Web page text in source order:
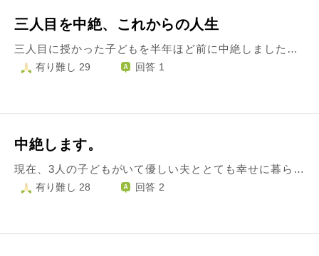
三人目を中絶、これからの人生
三人目に授かった子どもを半年ほど前に中絶しました。理由は様々ですが、私がもっと強ければ産む決意ができたのだと思います。 決断したときはどんなに考えてもこの選択しかないと思ったけれど、どんな理由もすべて言い訳でしかないと思いました。 一つの命を消してまで、生きている自分に嫌気がさし後悔する毎日です。 夫以外の誰にも相談せずに決めたので、死ぬまで二人で背負い誰にも言わないつもりでいます。 周りの友人より早く出産しているため、最近出産した友人から子育てのアドバイスを聞きたいと誘われることが増えました。 私は周りになかなか相談できない性格で、子育てで苦しいとき話を聞いてもらうとホッとした経験があったので、 とにかく友人を労うこと、赤ちゃんには「生まれてこれて良かったね、幸せになってね」という気持ちを伝えるようにしています。 しかし、友人達が中絶のことを知っていたなら、自らの手で子供を葬ったような人間にアドバイスなんて貰いたくないと思うのです。 今後自分の兄弟、子ども達が出産の機会を迎えたときも同じことが起きると思います。 私は子育てを頑張っている良い人のふりをして、嘘をついていて良いのでしょうか。 三人目の尊い命を胸に刻み、少しでも誰かの役に立つことで自分の人生を全うしたいのですが、どうすればよいか分からなくなってしまいました。 厳しいお言葉で構わないので、お返事お待ちしております。
有り難し 29 回答 1
中絶します。
現在、3人の子どもがいて優しい夫ととても幸せに暮らしていました。3人目が10カ月に入ったばかりの今月に、4人目を妊娠していることが分かりました。 3人目までは、どんな事があっても生む！と、強く決意していましたが、今回は出来た事がとてもショックでした。出来た事が分かった当初は、なんとか生めないかとも思っていましたが、自分の中で、4人の子どもを育てる自信もありません。夫からは、3人を育て上げる事が精一杯だと言われました。夫も、家族のことをすごく考えての結論です。 夫婦でなんども話し合って、中絶することになりました。せっかく授かった命なのに、生んで育てる事ができなくて本当に申し訳ないです。 1人の大人として最低の決断だと思いますが、今後は、消してしまう命に対しての後悔や悲しみを夫婦で背負っていきたいと思っています。 こんな状態ですが、ぜひ何かお言葉をいただきたいです。
有り難し 28 回答 2